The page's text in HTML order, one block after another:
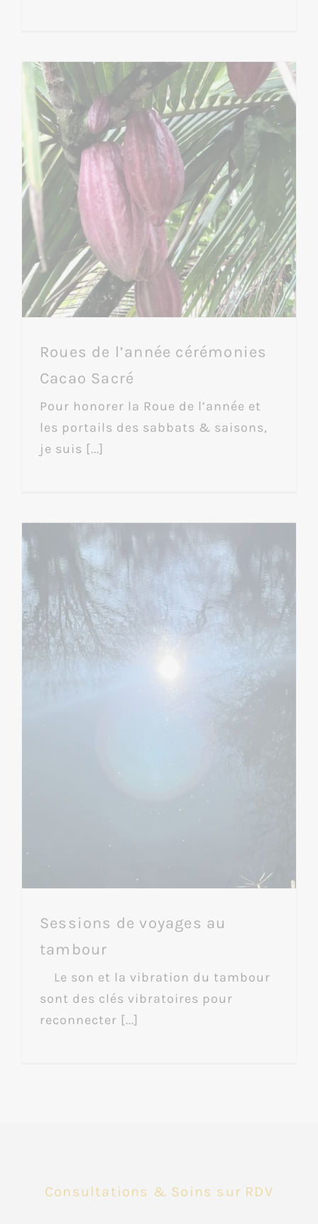
Roues de l’année cérémonies
Cacao Sacré
Pour honorer la Roue de l’année et
les portails des sabbats & saisons,
je suis [...]
Sessions de voyages au
tambour
Le son et la vibration du tambour
sont des clés vibratoires pour
reconnecter [...]
Consultations & Soins sur RDV